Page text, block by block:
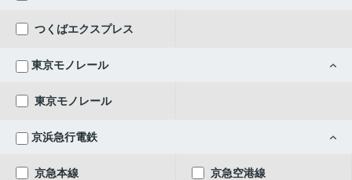
つくばエクスプレス
東京モノレール
東京モノレール
京浜急行電鉄
京急本線 京急空港線